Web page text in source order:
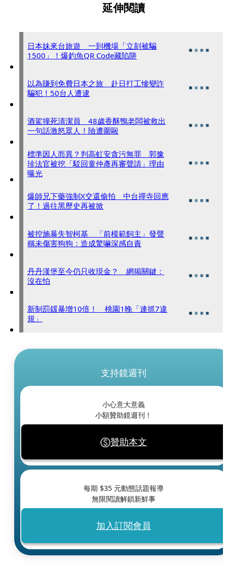
延伸閱讀
日本妹來台旅遊 一到機場「立刻被騙
1500」！爆釣魚QR Code藏陷阱
以為賺到免費日本之旅 赴日打工慘變詐
騙犯！50台人遭逮
酒駕撞死清潔員 48歲香酥鴨老闆被救出
一句話激怒眾人！險遭圍毆
標準因人而異？判高虹安貪污無罪 郭豫
珍法官被挖「駁回童仲彥再審聲請」理由
曝光
爆師兄下藥強制X交還偷拍 中台禪寺回應
了！過往黑歷史再被掀
被控施暴失智柯基 「前模範飼主」發聲
稱未傷害狗狗：造成驚嚇深感自責
丹丹漢堡至今仍只收現金？ 網揭關鍵：
沒在怕
新制罰鍰暴增10倍！ 桃園1晚「連抓7違
規」
支持鏡週刊
小心意大意義
小額贊助鏡週刊！
贊助本文
每期 $35 元動態話題報導
無限閱讀解鎖新鮮事
加入訂閱會員